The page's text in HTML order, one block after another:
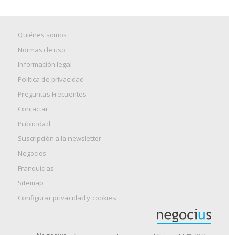
Quiénes somos
Normas de uso
Información legal
Política de privacidad
Preguntas Frecuentes
Contactar
Publicidad
Suscripción a la newsletter
Negocios
Franquicias
Sitemap
Configurar privacidad y cookies